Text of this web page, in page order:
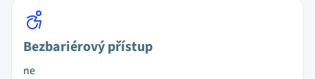
Bezbariérový přístup
ne